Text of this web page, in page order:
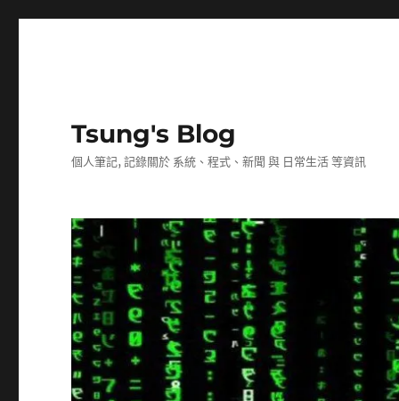
Tsung's Blog
個人筆記, 記錄關於 系統、程式、新聞 與 日常生活 等資訊